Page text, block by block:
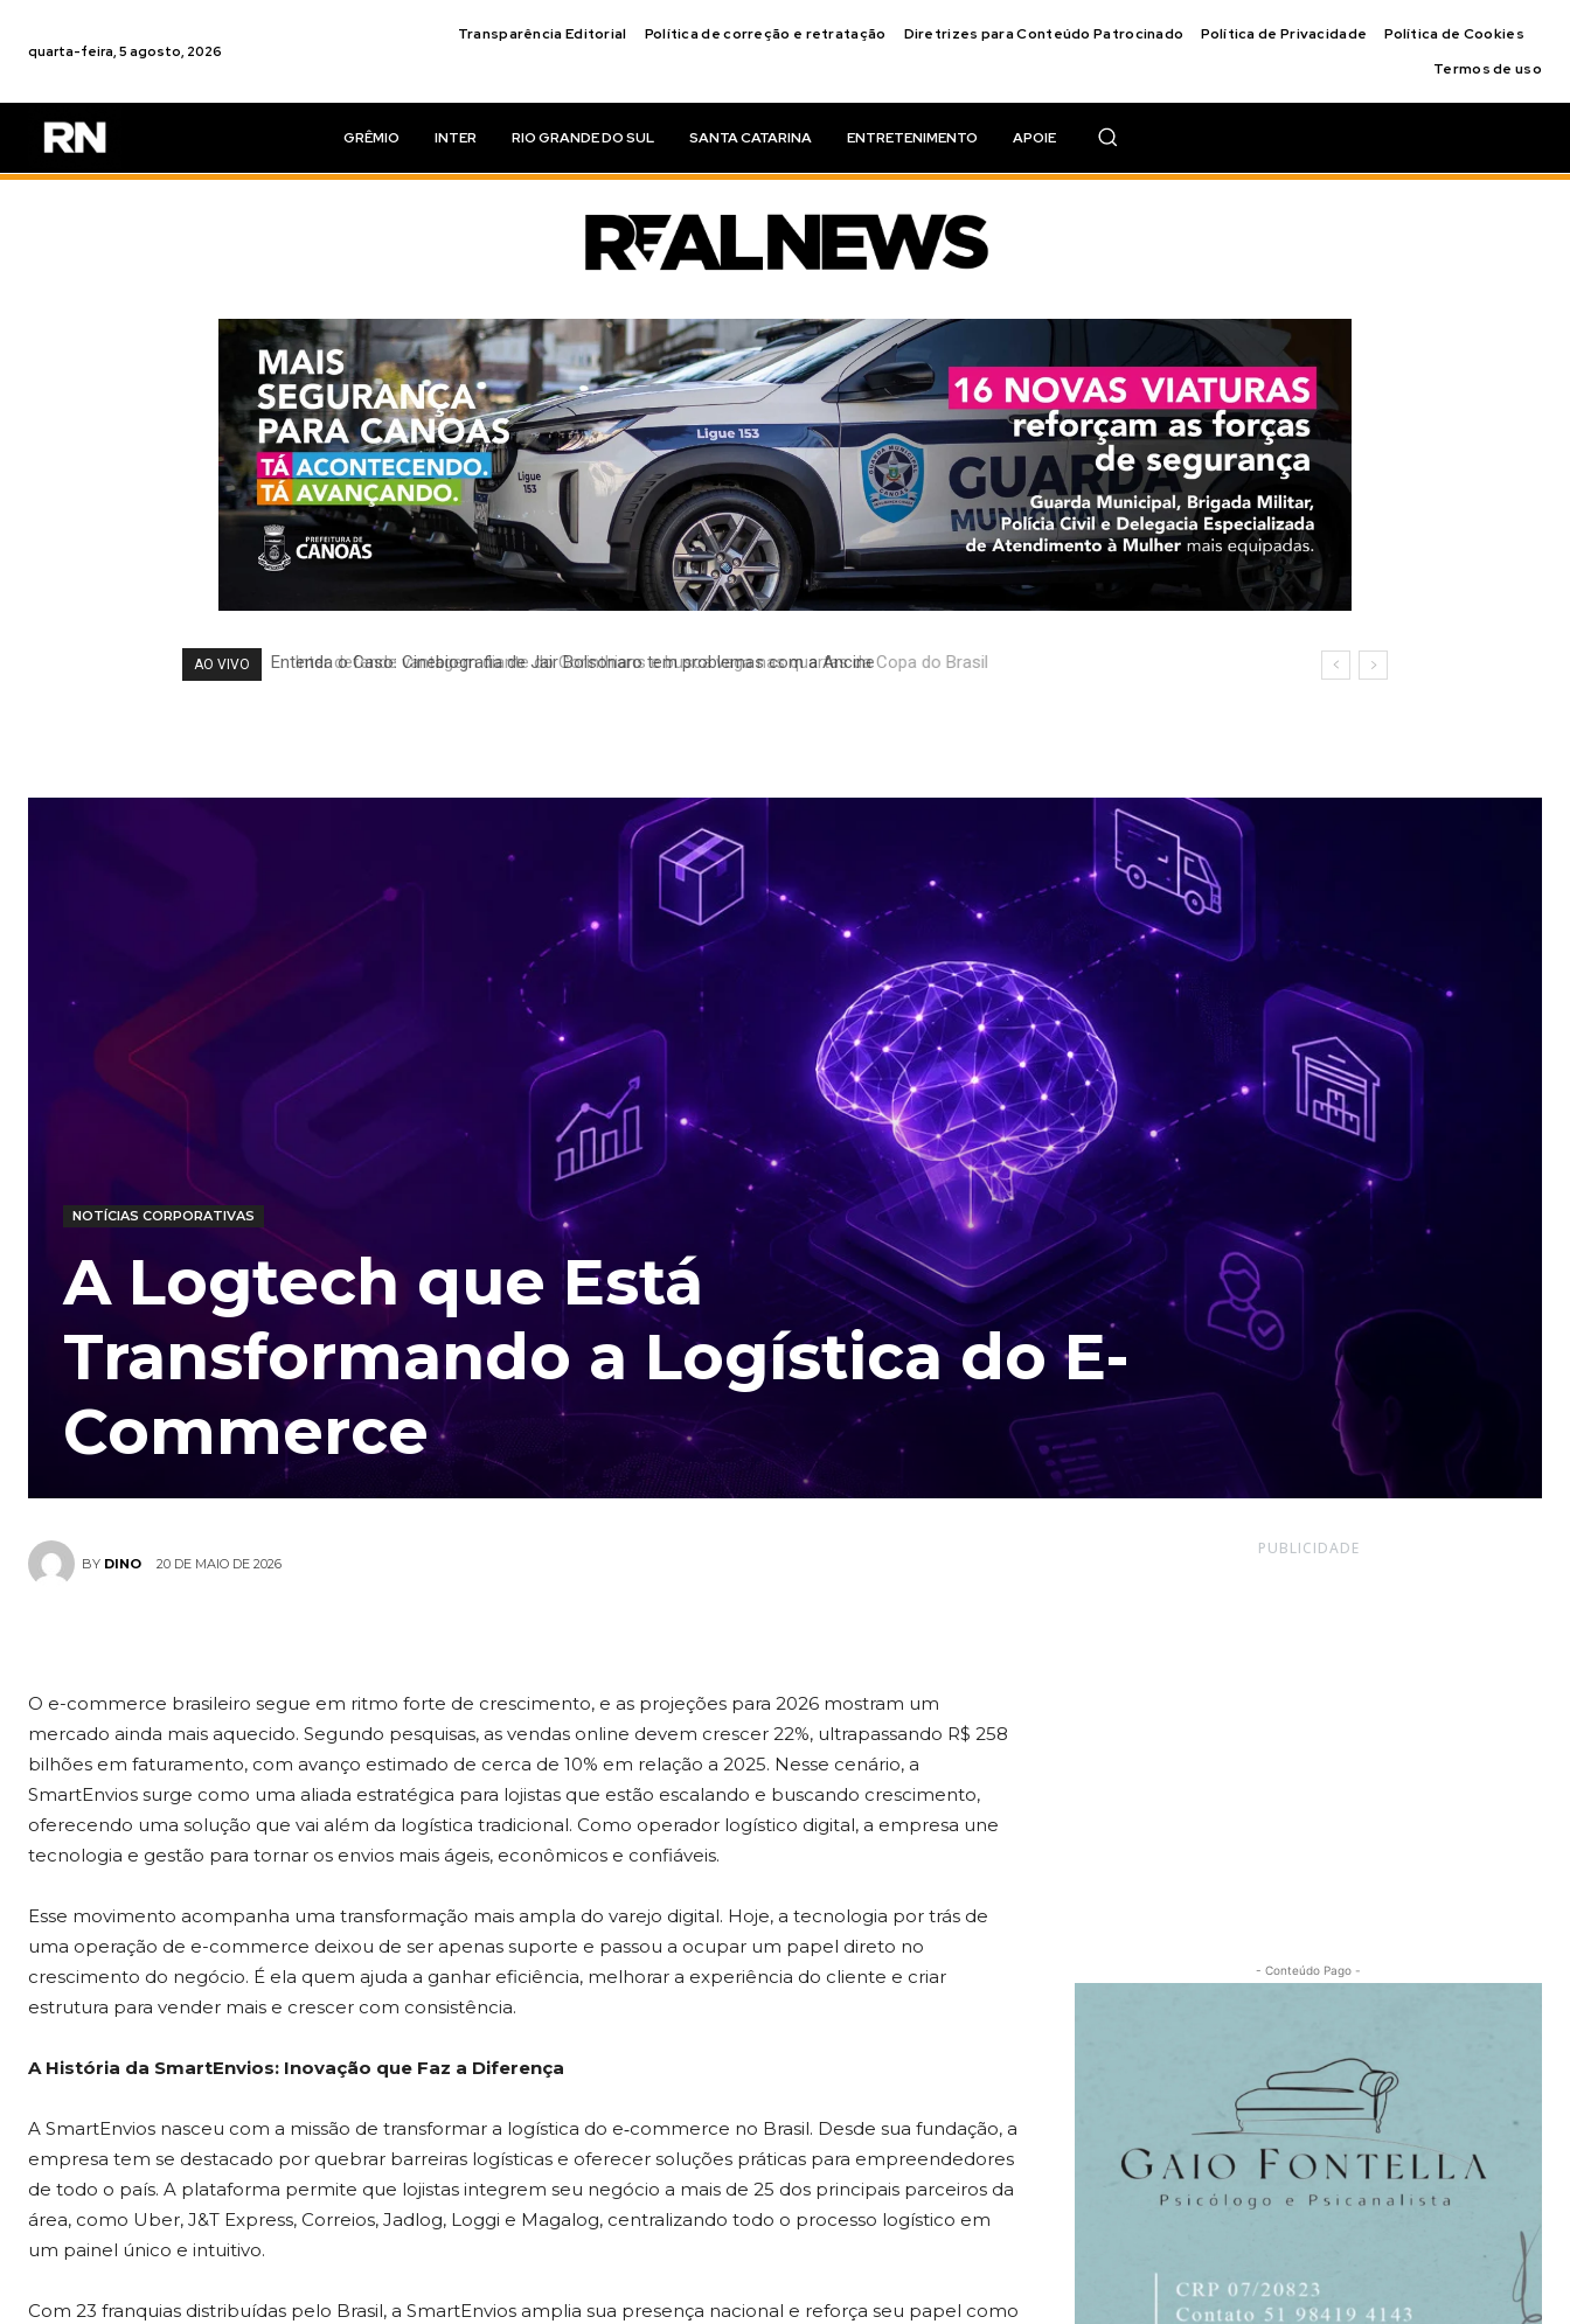
quarta-feira, 5 agosto, 2026
Transparência Editorial Política de correção e retratação Diretrizes para Conteúdo Patrocinado Política de Privacidade
Política de Cookies
Termos de uso
GRÊMIO INTER RIO GRANDE DO SUL SANTA CATARINA ENTRETENIMENTO APOIE
AO VIVO Inter defende vantagem diante do Corinthians e busca vaga nas quartas da Copa do Brasil
NOTÍCIAS CORPORATIVAS
A Logtech que Está
Transformando a Logística do E-
Commerce
BY DINO 20 DE MAIO DE 2026
O e-commerce brasileiro segue em ritmo forte de crescimento, e as projeções para 2026 mostram um
mercado ainda mais aquecido. Segundo pesquisas, as vendas online devem crescer 22%, ultrapassando R$ 258
bilhões em faturamento, com avanço estimado de cerca de 10% em relação a 2025. Nesse cenário, a
SmartEnvios surge como uma aliada estratégica para lojistas que estão escalando e buscando crescimento,
oferecendo uma solução que vai além da logística tradicional. Como operador logístico digital, a empresa une
tecnologia e gestão para tornar os envios mais ágeis, econômicos e confiáveis.
Esse movimento acompanha uma transformação mais ampla do varejo digital. Hoje, a tecnologia por trás de
uma operação de e-commerce deixou de ser apenas suporte e passou a ocupar um papel direto no
crescimento do negócio. É ela quem ajuda a ganhar eficiência, melhorar a experiência do cliente e criar
estrutura para vender mais e crescer com consistência.
A História da SmartEnvios: Inovação que Faz a Diferença
A SmartEnvios nasceu com a missão de transformar a logística do e‑commerce no Brasil. Desde sua fundação, a
empresa tem se destacado por quebrar barreiras logísticas e oferecer soluções práticas para empreendedores
de todo o país. A plataforma permite que lojistas integrem seu negócio a mais de 25 dos principais parceiros da
área, como Uber, J&T Express, Correios, Jadlog, Loggi e Magalog, centralizando todo o processo logístico em
um painel único e intuitivo.
Com 23 franquias distribuídas pelo Brasil, a SmartEnvios amplia sua presença nacional e reforça seu papel como
PUBLICIDADE
- Conteúdo Pago -